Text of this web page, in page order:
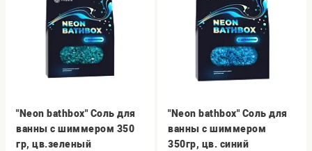
"Neon bathbox" Соль для
ванны с шиммером 350
гр, цв.зеленый
"Neon bathbox" Соль для
ванны с шиммером
350гр, цв. синий